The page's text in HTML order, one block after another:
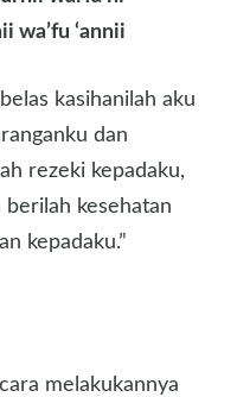
wa’fu ‘annii
kasihanilah aku
dan
rezeki kepadaku,
kesehatan
kepadaku.”
melakukannya